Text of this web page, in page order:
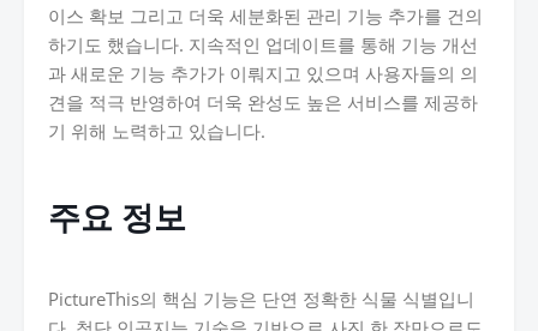
이스 확보 그리고 더욱 세분화된 관리 기능 추가를 건의
하기도 했습니다. 지속적인 업데이트를 통해 기능 개선
과 새로운 기능 추가가 이뤄지고 있으며 사용자들의 의
견을 적극 반영하여 더욱 완성도 높은 서비스를 제공하
기 위해 노력하고 있습니다.
주요 정보
PictureThis의 핵심 기능은 단연 정확한 식물 식별입니